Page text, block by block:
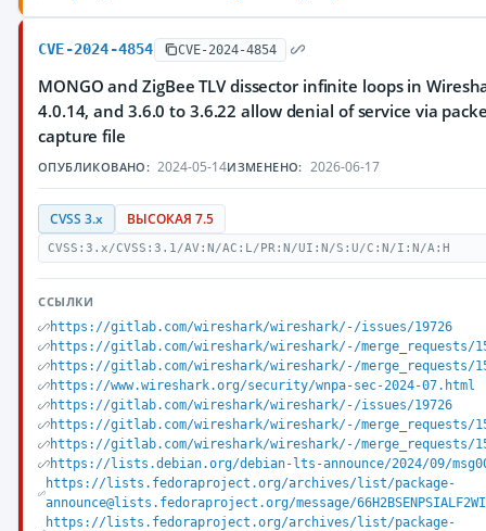
CVE-2024-4854 CVE-2024-4854
MONGO and ZigBee TLV dissector infinite loops in
4.0.14, and 3.6.0 to 3.6.22 allow denial of service via
capture file
ОПУБЛИКОВАНО: 2024-05-14ИЗМЕНЕНО: 2026-06-17
CVSS 3.x ВЫСОКАЯ 7.5
CVSS:3.x/CVSS:3.1/AV:N/AC:L/PR:N/UI:N/S:U/C:N/I:N/A:H
ССЫЛКИ
https://gitlab.com/wireshark/wireshark/-/issues/19726
https://gitlab.com/wireshark/wireshark/-/merge_requests/
https://gitlab.com/wireshark/wireshark/-/merge_requests/
https://www.wireshark.org/security/wnpa-sec-2024-07.html
https://gitlab.com/wireshark/wireshark/-/issues/19726
https://gitlab.com/wireshark/wireshark/-/merge_requests/
https://gitlab.com/wireshark/wireshark/-/merge_requests/
https://lists.debian.org/debian-lts-announce/2024/09/
https://lists.fedoraproject.org/archives/list/package-
announce@lists.fedoraproject.org/message/
https://lists.fedoraproject.org/archives/list/package-